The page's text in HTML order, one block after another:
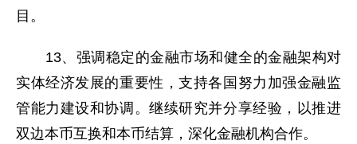
目。
13、强调稳定的金融市场和健全的金融架构对
实体经济发展的重要性，支持各国努力加强金融监
管能力建设和协调。继续研究并分享经验，以推进
双边本币互换和本币结算，深化金融机构合作。